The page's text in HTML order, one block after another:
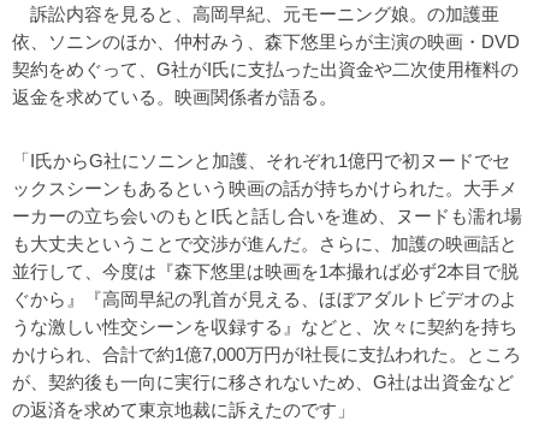
訴訟内容を見ると、高岡早紀、元モーニング娘。の加護亜
依、ソニンのほか、仲村みう、森下悠里らが主演の映画・DVD
契約をめぐって、G社がI氏に支払った出資金や二次使用権料の
返金を求めている。映画関係者が語る。
「I氏からG社にソニンと加護、それぞれ1億円で初ヌードでセ
ックスシーンもあるという映画の話が持ちかけられた。大手メ
ーカーの立ち会いのもとI氏と話し合いを進め、ヌードも濡れ場
も大丈夫ということで交渉が進んだ。さらに、加護の映画話と
並行して、今度は『森下悠里は映画を1本撮れば必ず2本目で脱
ぐから』『高岡早紀の乳首が見える、ほぼアダルトビデオのよ
うな激しい性交シーンを収録する』などと、次々に契約を持ち
かけられ、合計で約1億7,000万円がI社長に支払われた。ところ
が、契約後も一向に実行に移されないため、G社は出資金など
の返済を求めて東京地裁に訴えたのです」